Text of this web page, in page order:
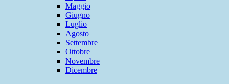
Maggio
Giugno
Luglio
Agosto
Settembre
Ottobre
Novembre
Dicembre